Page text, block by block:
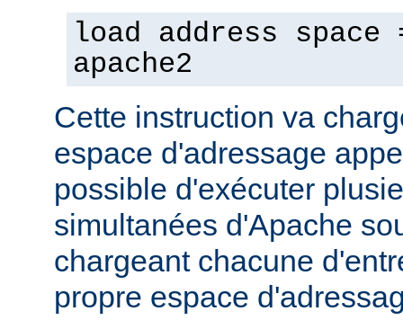
load address space
apache2
Cette instruction va
espace d'adressage
possible d'exécuter
simultanées d'Apache
chargeant chacune
propre espace